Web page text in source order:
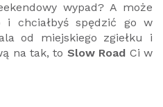
wypad? A może
i chciałbyś spędzić go w
od miejskiego zgiełku i
na tak, to Slow Road Ci w